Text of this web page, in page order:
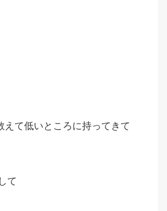
えて低いところに持ってきて
て